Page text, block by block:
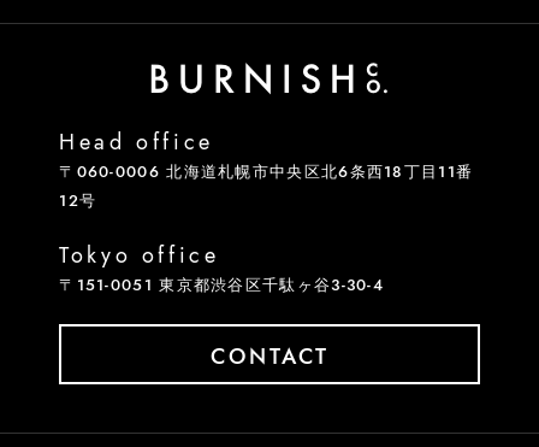
Head office
〒060-0006 北海道札幌市中央区北6条西18丁目11番
12号
Tokyo office
〒151-0051 東京都渋谷区千駄ヶ谷3-30-4
CONTACT